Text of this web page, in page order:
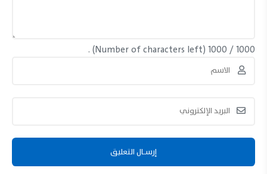
1000
/
1000
(Number of characters left) .